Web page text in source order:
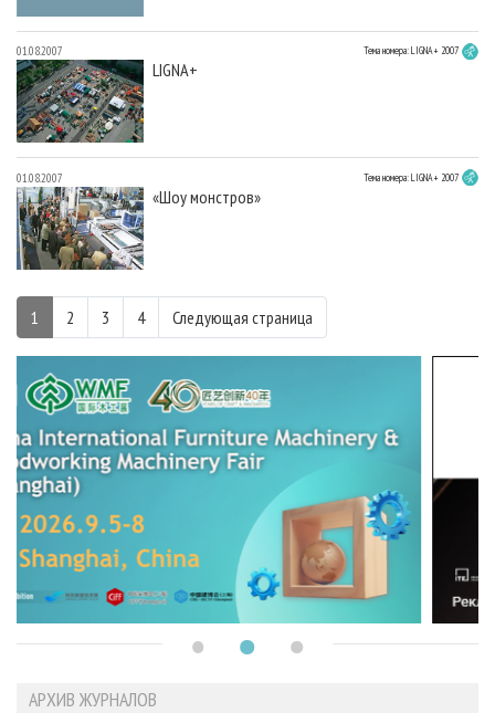
01.08.2007 Тема номера: LIGNA+ 2007
LIGNA+
01.08.2007 Тема номера: LIGNA+ 2007
«Шоу монстров»
1 2 3 4 Следующая страница
АРХИВ ЖУРНАЛОВ